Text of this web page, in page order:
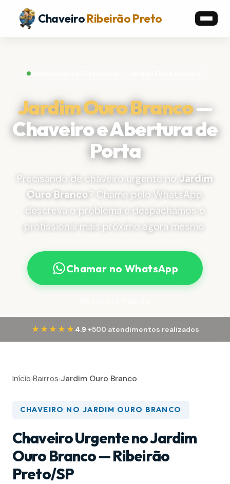
ChaveiroRibeirão Preto
Atendimento Disponível — Jardim Ouro Branco
Jardim Ouro Branco—
Chaveiro e Abertura de
Porta
Precisando de chaveiro urgente no Jardim
Ouro Branco? Chame pelo WhatsApp,
descreva o problema e despachamos o
profissional mais próximo agora mesmo.
Chamar no WhatsApp
★★★★★ 4.9·+500 atendimentos realizados
Início›Bairros›Jardim Ouro Branco
CHAVEIRO NO JARDIM OURO BRANCO
Chaveiro Urgente no Jardim
Ouro Branco — Ribeirão
Preto/SP